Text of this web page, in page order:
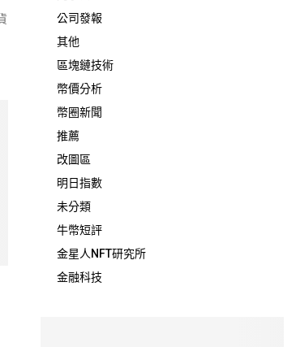
公司發報
其他
區塊鏈技術
幣價分析
幣圈新聞
推薦
改圖區
明日指數
未分類
牛幣短評
金星人NFT研究所
金融科技